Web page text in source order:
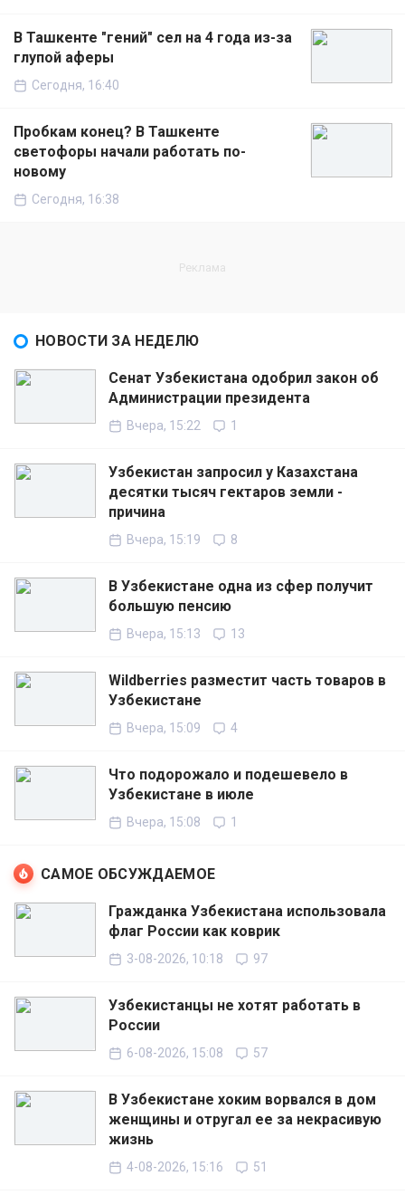
В Ташкенте "гений" сел на 4 года из-за
глупой аферы
Сегодня, 16:40
Пробкам конец? В Ташкенте
светофоры начали работать по-
новому
Сегодня, 16:38
НОВОСТИ ЗА НЕДЕЛЮ
Сенат Узбекистана одобрил закон об
Администрации президента
Вчера, 15:22 1
Узбекистан запросил у Казахстана
десятки тысяч гектаров земли -
причина
Вчера, 15:19 8
В Узбекистане одна из сфер получит
большую пенсию
Вчера, 15:13 13
Wildberries разместит часть товаров в
Узбекистане
Вчера, 15:09 4
Что подорожало и подешевело в
Узбекистане в июле
Вчера, 15:08 1
САМОЕ ОБСУЖДАЕМОЕ
Гражданка Узбекистана использовала
флаг России как коврик
3-08-2026, 10:18 97
Узбекистанцы не хотят работать в
России
6-08-2026, 15:08 57
В Узбекистане хоким ворвался в дом
женщины и отругал ее за некрасивую
жизнь
4-08-2026, 15:16 51